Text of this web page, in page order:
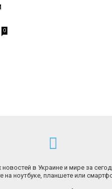
0
в Украине и мире за
ноутбуке, планшете или